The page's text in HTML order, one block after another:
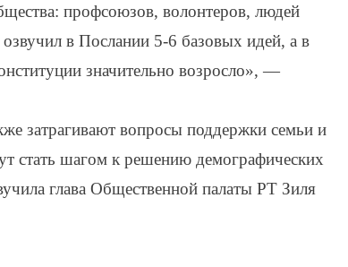
профсоюзов, волонтеров, людей
в Послании 5-6 базовых идей, а в
значительно возросло», —
затрагивают вопросы поддержки семьи и
стать шагом к решению демографических
глава Общественной палаты РТ Зиля